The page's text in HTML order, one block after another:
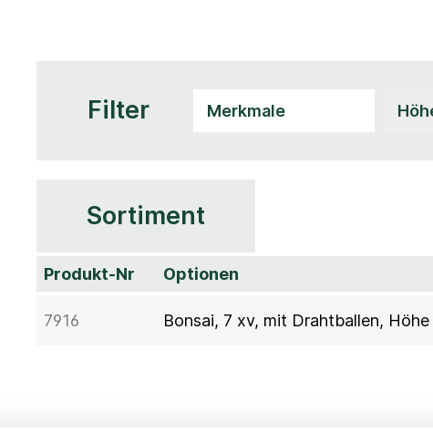
Filter
Sortiment
Produkt-Nr Optionen
7916 Bonsai, 7 xv, mit Drahtballen,